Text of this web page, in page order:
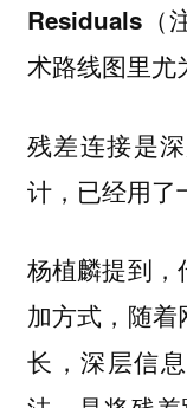
Residuals（
术路线图里尤
残差连接是
计，已经用了
杨植麟提到，
加方式，随
长，深层信